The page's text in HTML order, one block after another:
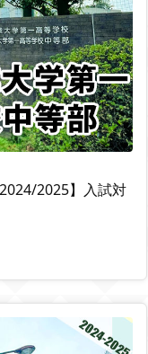
2025】入試対